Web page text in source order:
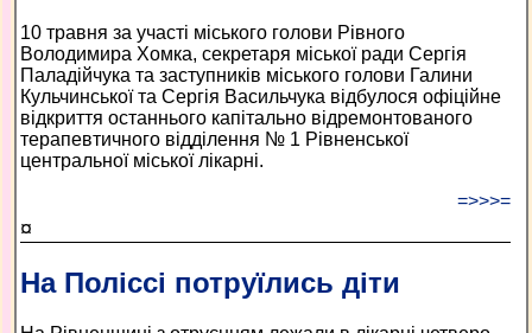
10 травня за участі міського голови Рівного
Володимира Хомка, секретаря міської ради Сергія
Паладійчука та заступників міського голови Галини
Кульчинської та Сергія Васильчука відбулося офіційне
відкриття останнього капітально відремонтованого
терапевтичного відділення № 1 Рівненської
центральної міської лікарні.
=>>>=
¤
На Поліссі потруїлись діти